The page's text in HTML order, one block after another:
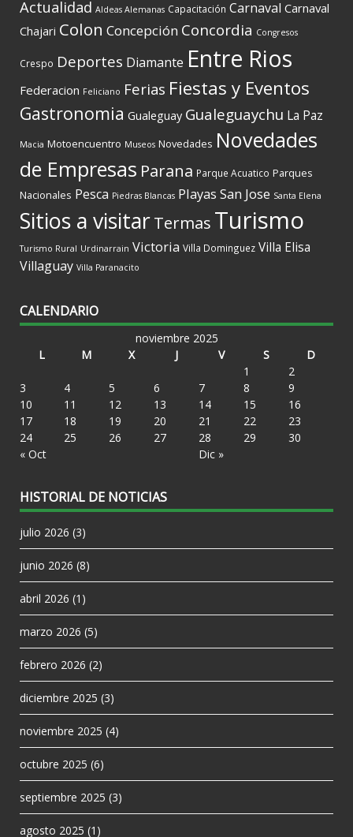
Actualidad Aldeas Alemanas Capacitación Carnaval Carnaval
Chajari Colon Concepción Concordia Congresos
Crespo Deportes Diamante Entre Rios
Federacion Feliciano Ferias Fiestas y Eventos
Gastronomia Gualeguay Gualeguaychu La Paz
Macia Motoencuentro Museos Novedades Novedades
de Empresas Parana Parque Acuatico Parques
Nacionales Pesca Piedras Blancas Playas San Jose Santa Elena
Sitios a visitarTermas Turismo
Turismo Rural Urdinarrain Victoria Villa Dominguez Villa Elisa
Villaguay Villa Paranacito
CALENDARIO
noviembre 2025
L
M X J V S D
« Oct Dic »
1
2
3
4 5 6 7 8
9
10
11 12 13 14 15
16
17
18 19 20 21 22
23
24
25 26 27 28 29 30
HISTORIAL DE NOTICIAS
julio 2026 (3)
junio 2026 (8)
abril 2026 (1)
marzo 2026 (5)
febrero 2026 (2)
diciembre 2025 (3)
noviembre 2025 (4)
octubre 2025 (6)
septiembre 2025 (3)
agosto 2025 (1)